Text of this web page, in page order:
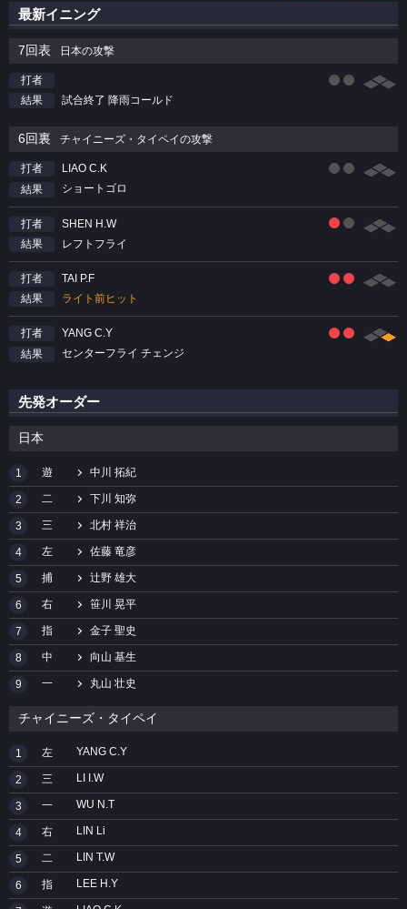
最新イニング
7回表 日本の攻撃
打者
結果
試合終了 降雨コールド
6回裏 チャイニーズ・タイペイの攻撃
打者
LIAO C.K
結果
ショートゴロ
打者
SHEN H.W
結果
レフトフライ
打者
TAI P.F
結果
ライト前ヒット
打者
YANG C.Y
結果
センターフライ チェンジ
先発オーダー
日本
1 遊 中川 拓紀
2 二 下川 知弥
3 三 北村 祥治
4 左 佐藤 竜彦
5 捕 辻野 雄大
6 右 笹川 晃平
7 指 金子 聖史
8 中 向山 基生
9 一 丸山 壮史
チャイニーズ・タイペイ
1 左 YANG C.Y
2 三 LI I.W
3 一 WU N.T
4 右 LIN Li
5 二 LIN T.W
6 指 LEE H.Y